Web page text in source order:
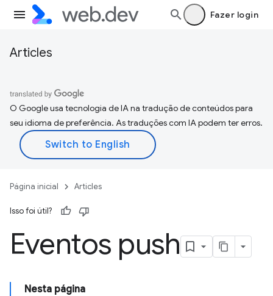
Fazer login
Articles
O Google usa tecnologia de IA na tradução de conteúdos para
seu idioma de preferência. As traduções com IA podem ter erros.
Página inicial Articles
Isso foi útil?
Eventos push
Nesta página